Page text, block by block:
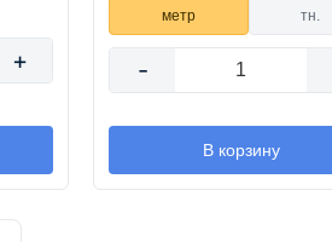
+
метр тн.
-
В корзину